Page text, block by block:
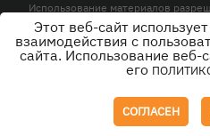
Использование материалов
активной гиперссылки на KP.UA в
© ООО «ЮЛАВ МЕДИА»,2026. Все
Этот веб-сайт
взаимодействия с
сайта. Использование веб-
его
СОГЛАСЕН